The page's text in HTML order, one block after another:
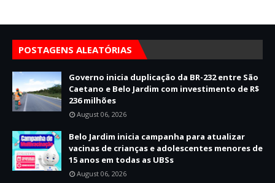
POSTAGENS ALEATÓRIAS
Governo inicia duplicação da BR-232 entre São
Caetano e Belo Jardim com investimento de R$
236 milhões
August 06, 2026
Belo Jardim inicia campanha para atualizar
vacinas de crianças e adolescentes menores de
15 anos em todas as UBSs
August 06, 2026